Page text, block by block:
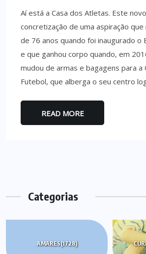
Aí está a Casa dos Atletas. Este
concretização de uma aspiração que
de 76 anos quando foi inaugurado o
e que ganhou corpo quando, em
mudou de armas e bagagens para a
Futebol, que alberga o seu centro
READ MORE
Categorias
AMARES(1728)